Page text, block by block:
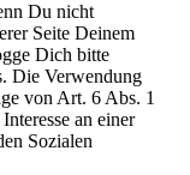
Du nicht
Seite Deinem
Dich bitte
Die Verwendung
von Art. 6 Abs. 1
an einer
Sozialen